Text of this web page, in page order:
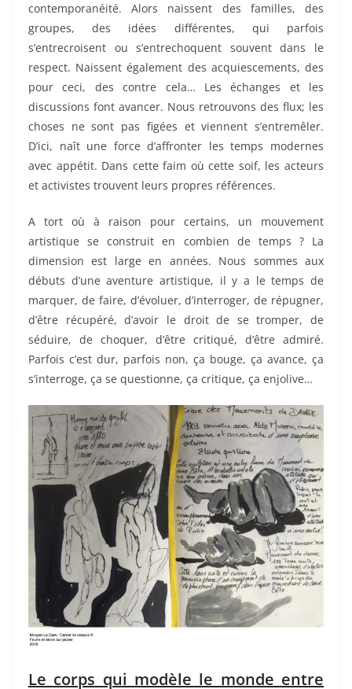
contemporanéité. Alors naissent des familles, des
groupes, des idées différentes, qui parfois
s’entrecroisent ou s’entrechoquent souvent dans le
respect. Naissent également des acquiescements, des
pour ceci, des contre cela… Les échanges et les
discussions font avancer. Nous retrouvons des flux; les
choses ne sont pas figées et viennent s’entremêler.
D’ici, naît une force d’affronter les temps modernes
avec appétit. Dans cette faim où cette soif, les acteurs
et activistes trouvent leurs propres références.
A tort où à raison pour certains, un mouvement
artistique se construit en combien de temps ? La
dimension est large en années. Nous sommes aux
débuts d’une aventure artistique, il y a le temps de
marquer, de faire, d’évoluer, d’interroger, de répugner,
d’être récupéré, d’avoir le droit de se tromper, de
séduire, de choquer, d’être critiqué, d’être admiré.
Parfois c’est dur, parfois non, ça bouge, ça avance, ça
s’interroge, ça se questionne, ça critique, ça enjolive…
Le corps qui modèle le monde entre